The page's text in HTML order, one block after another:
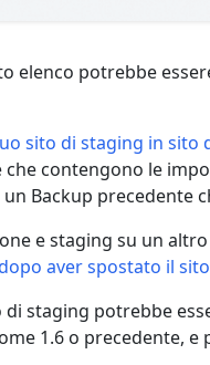
elenco potrebbe
sito di staging in sito
contengono le
Backup precedente
e staging su un
aver spostato il
staging potrebbe
1.6 o precedente,